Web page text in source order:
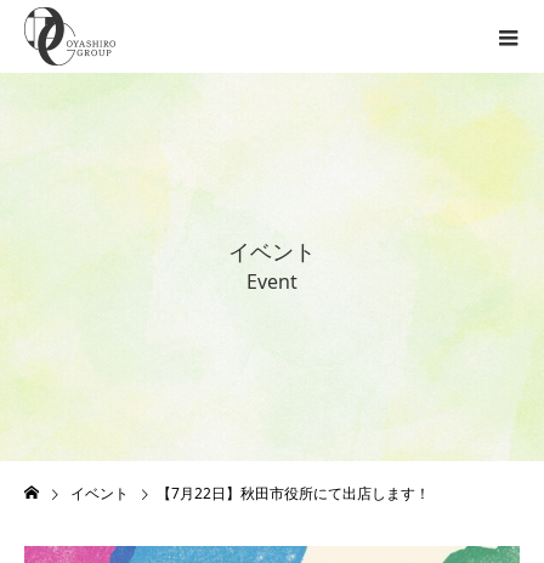
イベン ト
Event
イベント 【7月22日】秋田市役所にて出店します！